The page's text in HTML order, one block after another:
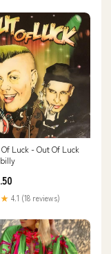
Luck - Out Of Luck
4.1 (18 reviews)